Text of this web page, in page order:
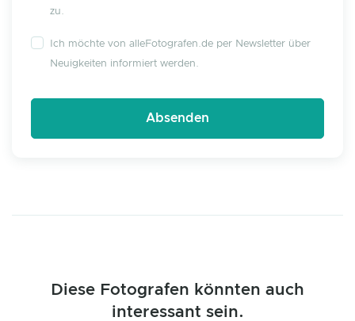
zu.
Ich möchte von alleFotografen.de per Newsletter über
Neuigkeiten informiert werden.
Diese Fotografen könnten auch
interessant sein.